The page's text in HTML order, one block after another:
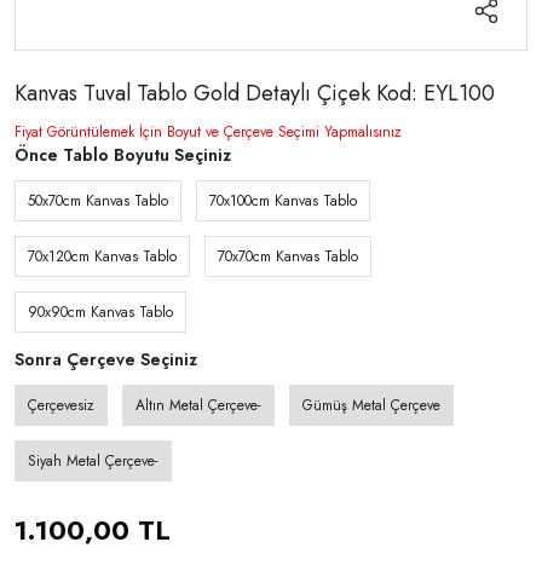
Kanvas Tuval Tablo Gold Detaylı Çiçek Kod: EYL100
Fiyat Görüntülemek İçin Boyut ve Çerçeve Seçimi Yapmalısınız
Önce Tablo Boyutu Seçiniz
50x70cm Kanvas Tablo 70x100cm Kanvas Tablo
70x120cm Kanvas Tablo 70x70cm Kanvas Tablo
90x90cm Kanvas Tablo
Sonra Çerçeve Seçiniz
Çerçevesiz Altın Metal Çerçeve- Gümüş Metal Çerçeve
Siyah Metal Çerçeve-
1.100,00 TL